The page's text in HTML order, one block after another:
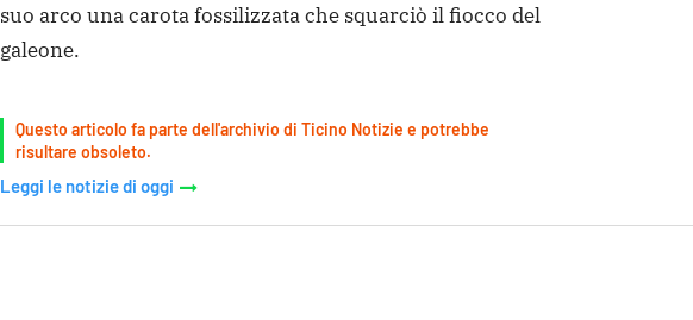
suo arco una carota fossilizzata che squarciò il fiocco del
galeone.
Questo articolo fa parte dell'archivio di Ticino Notizie e potrebbe
risultare obsoleto.
Leggi le notizie di oggi